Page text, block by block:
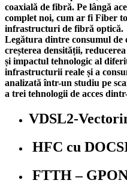
coaxială de fibră. Pe lângă
complet noi, cum ar fi Fiber
infrastructuri de fibră optică.
Legătura dintre consumul de
creșterea densității,
și impactul tehnologic al
infrastructurii reale și a
analizată într-un studiu pe
a trei tehnologii de acces
VDSL2-
HFC cu
FTTH –